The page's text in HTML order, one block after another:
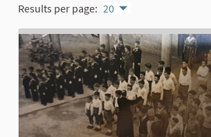
Results per page: 20